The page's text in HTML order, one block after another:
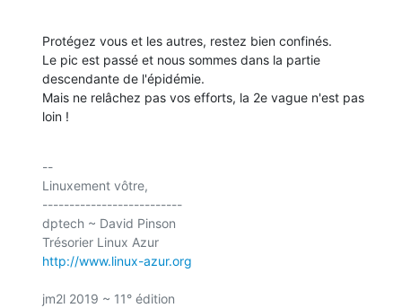
Protégez vous et les autres, restez bien confinés.
Le pic est passé et nous sommes dans la partie
descendante de l'épidémie.
Mais ne relâchez pas vos efforts, la 2e vague n'est pas
loin !
--
Linuxement vôtre,
--------------------------
dptech ~ David Pinson
http://www.linux-azur.org